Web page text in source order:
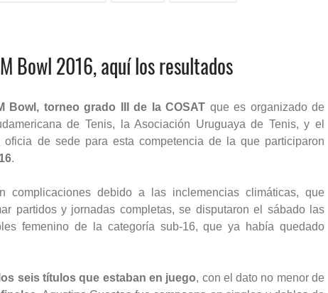
Bowl 2016, aquí los resultados
Bowl, torneo grado III de la COSAT que es organizado de
de Tenis, la Asociación Uruguaya de Tenis, y el
de sede para esta competencia de la que participaron
.
complicaciones debido a las inclemencias climáticas, que
partidos y jornadas completas, se disputaron el sábado las
femenino de la categoría sub-16, que ya había quedado
seis títulos que estaban en juego, con el dato no menor de